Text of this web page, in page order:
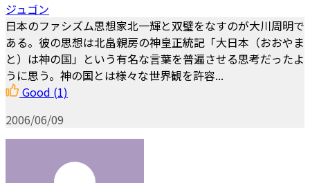
ジュゴン
日本のファシズム思想家北一輝と双璧をなすのが大川周明で
ある。彼の思想は北畠親房の神皇正統記「大日本（おおやま
と）は神の国」という有名な言葉を普遍させる思考だったよ
うに思う。神の国とは様々な世界観を許容...
Good (1)
2006/06/09